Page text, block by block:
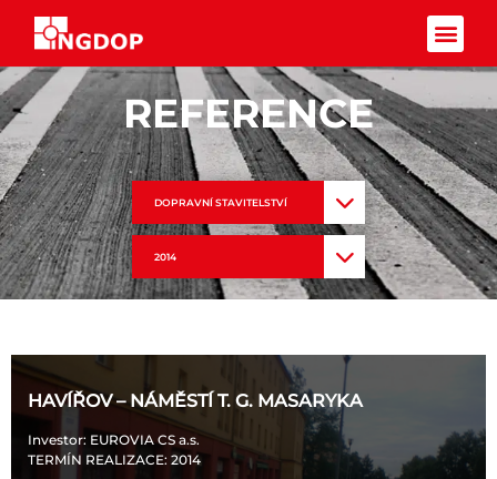
REFERENCE
DOPRAVNÍ STAVITELSTVÍ
2014
HAVÍŘOV – NÁMĚSTÍ T. G. MASARYKA
Investor: EUROVIA CS a.s.
TERMÍN REALIZACE: 2014